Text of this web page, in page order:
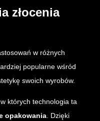
złocenia
w różnych
popularne wśród
swoich wyrobów.
których technologia ta
opakowania . Dzięki